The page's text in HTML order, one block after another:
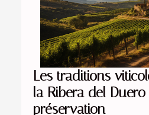
Les traditions
la Ribera del
préservation